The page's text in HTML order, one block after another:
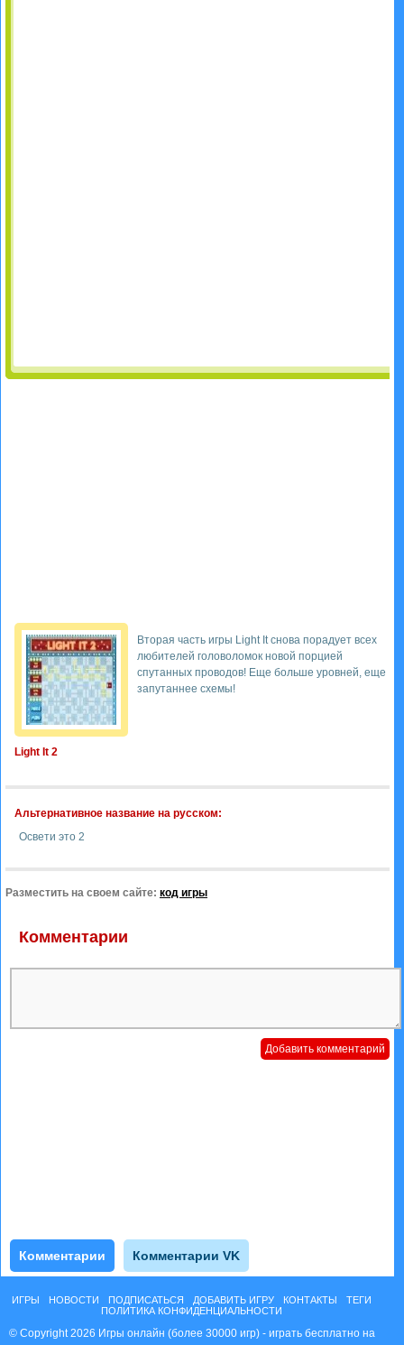
Light It 2
Вторая часть игры Light It снова порадует всех
любителей головоломок новой порцией
спутанных проводов! Еще больше уровней, еще
запутаннее схемы!
Альтернативное название на русском:
Освети это 2
Разместить на своем сайте: код игры
Комментарии
Комментарии Комментарии VK
ИГРЫ НОВОСТИ ПОДПИСАТЬСЯ ДОБАВИТЬ ИГРУ КОНТАКТЫ
ТЕГИ
ПОЛИТИКА КОНФИДЕНЦИАЛЬНОСТИ
© Copyright 2026 Игры онлайн (более 30000 игр) - играть бесплатно на